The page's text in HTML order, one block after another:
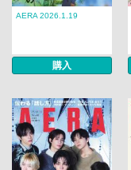
AERA 2026.1.19
購入